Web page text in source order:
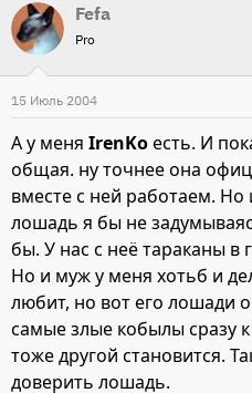
Fefa
Pro
15 Июль 2004
А у меня IrenKoесть. И
общая. ну точнее она
вместе с ней работаем.
лошадь я бы не
бы. У нас с неё тараканы в
Но и муж у меня хотьб и
любит, но вот его лошади
самые злые кобылы сразу
тоже другой становится.
доверить лошадь.